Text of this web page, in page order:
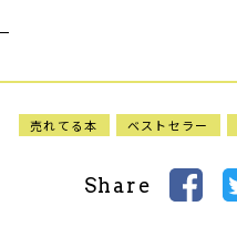
売れてる本 ベストセラー
Share